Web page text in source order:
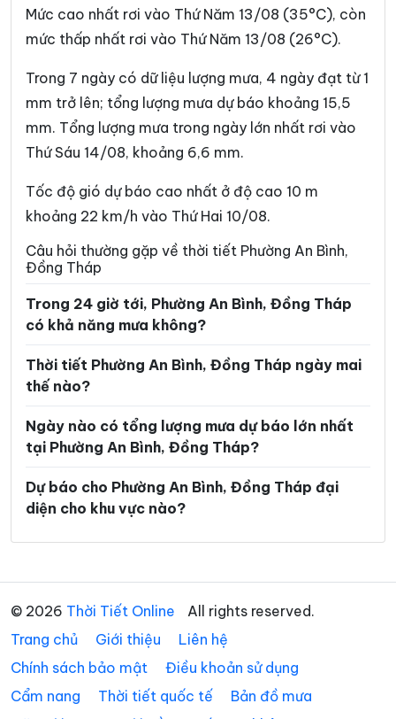
Xã Đốc Binh Kiều Xã Đồng Sơn
Xã Gia Thuận Xã Gò Công Đông
Xã Hậu Mỹ Xã Hiệp Đức
Xã Hòa Long Xã Hội Cư
Xã Hưng Thạnh Xã Kim Sơn
Xã Lai Vung Xã Lấp Vò
Xã Long Bình Xã Long Định
Xã Long Khánh Xã Long Phú Thuận
Xã Lương Hòa Lạc
Xã Mỹ An Hưng
Xã Mỹ Hiệp Xã Mỹ Lợi
Xã Mỹ Quí
Xã Mỹ Thiện Xã Mỹ Thọ
Xã Mỹ Tịnh An Xã Ngũ Hiệp
Xã Phong Hòa Xã Phong Mỹ
Xã Phương Thịnh Xã Tân Điền
Xã Tân Đông Xã Tân Dương
Xã Tân Hộ Cơ Xã Tân Hòa
Xã Tân Hồng Xã Tân Hương
Mức cao nhất rơi vào Thứ Năm 13/08 (35°C), còn
mức thấp nhất rơi vào Thứ Năm 13/08 (26°C).
Trong 7 ngày có dữ liệu lượng mưa, 4 ngày đạt từ 1
mm trở lên; tổng lượng mưa dự báo khoảng 15,5
mm. Tổng lượng mưa trong ngày lớn nhất rơi vào
Thứ Sáu 14/08, khoảng 6,6 mm.
Tốc độ gió dự báo cao nhất ở độ cao 10 m
khoảng 22 km/h vào Thứ Hai 10/08.
Câu hỏi thường gặp về thời tiết Phường An Bình,
Đồng Tháp
Trong 24 giờ tới, Phường An Bình, Đồng Tháp
có khả năng mưa không?
Thời tiết Phường An Bình, Đồng Tháp ngày mai
thế nào?
Ngày nào có tổng lượng mưa dự báo lớn nhất
tại Phường An Bình, Đồng Tháp?
Dự báo cho Phường An Bình, Đồng Tháp đại
diện cho khu vực nào?
© 2026 Thời Tiết Online
All rights reserved.
Trang chủ
Giới thiệu
Liên hệ
Chính sách bảo mật
Điều khoản sử dụng
Cẩm nang
Thời tiết quốc tế
Bản đồ mưa